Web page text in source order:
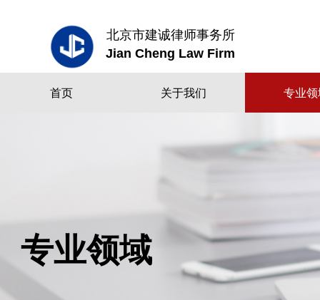
北京市建诚律师事务所
Jian Cheng Law Firm
首页 关于我们 专业领
专业领域